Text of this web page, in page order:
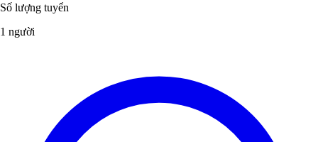
Số lượng tuyển
1 người